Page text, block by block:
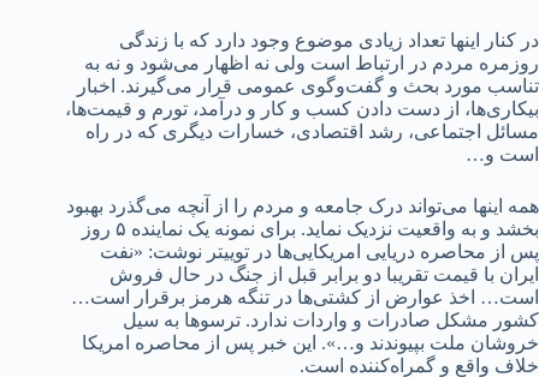
در کنار اینها تعداد زیادی موضوع وجود دارد که با زندگی
روزمره مردم در ارتباط است ولی نه اظهار می‌شود و نه به
تناسب مورد بحث و گفت‌وگوی عمومی قرار می‌گیرند. اخبار
بیکاری‌ها، از دست دادن کسب و کار و درآمد، تورم و قیمت‌ها،
مسائل اجتماعی، رشد اقتصادی، خسارات دیگری که در راه
است و…
همه اینها می‌تواند درک جامعه و مردم را از آنچه می‌گذرد بهبود
بخشد و به واقعیت نزدیک نماید. برای نمونه یک نماینده ۵ روز
پس از محاصره دریایی امریکایی‌ها در توییتر نوشت: «نفت
ایران با قیمت تقریبا دو برابر قبل از جنگ در حال فروش
است… اخذ عوارض از کشتی‌ها در تنگه هرمز برقرار است…
کشور مشکل صادرات و واردات ندارد. ترسوها به سیل
خروشان ملت بپیوندند و…». این خبر پس از محاصره امریکا
خلاف واقع و گمراه‌کننده است.